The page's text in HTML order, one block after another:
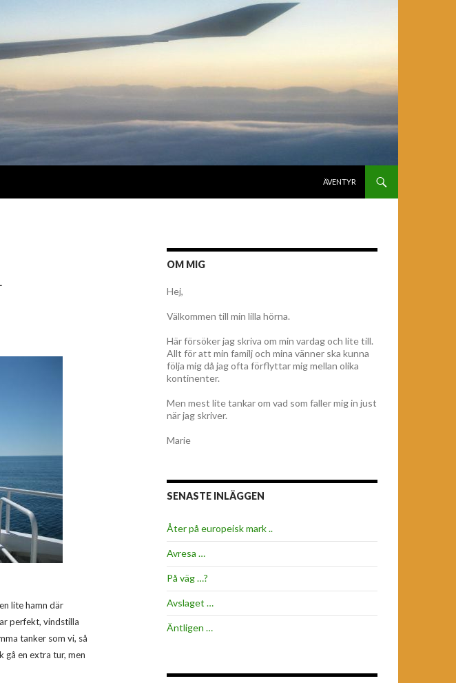
ÄVENTYR
lite hamn där
perfekt, vindstilla
tanker som vi, så
gå en extra tur, men
OM MIG
Hej,
Välkommen till min lilla hörna.
Här försöker jag skriva om min vardag och lite till.
Allt för att min familj och mina vänner ska kunna
följa mig då jag ofta förflyttar mig mellan olika
kontinenter.
Men mest lite tankar om vad som faller mig in just
när jag skriver.
Marie
SENASTE INLÄGGEN
Åter på europeisk mark ..
Avresa …
På väg …?
Avslaget …
Äntligen …